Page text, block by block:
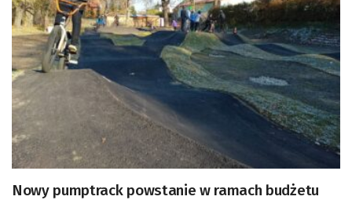
Nowy pumptrack powstanie w ramach budżetu